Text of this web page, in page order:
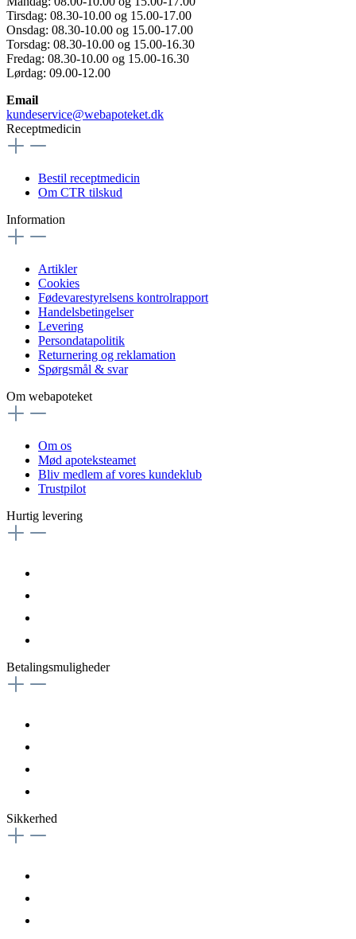
Tirsdag: 08.30-10.00 og 15.00-17.00
Onsdag: 08.30-10.00 og 15.00-17.00
Torsdag: 08.30-10.00 og 15.00-16.30
Fredag: 08.30-10.00 og 15.00-16.30
Lørdag: 09.00-12.00
Email
kundeservice@webapoteket.dk
Receptmedicin
Bestil receptmedicin
Om CTR tilskud
Information
Artikler
Cookies
Fødevarestyrelsens kontrolrapport
Handelsbetingelser
Levering
Persondatapolitik
Returnering og reklamation
Spørgsmål & svar
Om webapoteket
Om os
Mød apoteksteamet
Bliv medlem af vores kundeklub
Trustpilot
Hurtig levering
Betalingsmuligheder
Sikkerhed